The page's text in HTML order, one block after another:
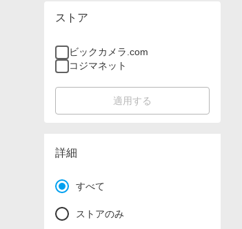
ストア
ビックカメラ.com
コジマネット
適用する
詳細
すべて
ストアのみ